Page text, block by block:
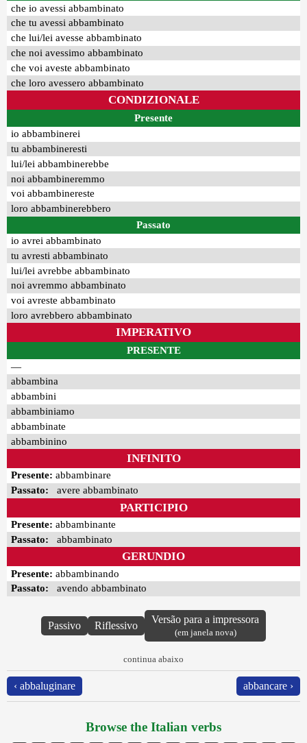
che io avessi abbambinato
che tu avessi abbambinato
che lui/lei avesse abbambinato
che noi avessimo abbambinato
che voi aveste abbambinato
che loro avessero abbambinato
CONDIZIONALE
Presente
io abbambinerei
tu abbambineresti
lui/lei abbambinerebbe
noi abbambineremmo
voi abbambinereste
loro abbambinerebbero
Passato
io avrei abbambinato
tu avresti abbambinato
lui/lei avrebbe abbambinato
noi avremmo abbambinato
voi avreste abbambinato
loro avrebbero abbambinato
IMPERATIVO
PRESENTE
—
abbambina
abbambini
abbambiniamo
abbambinate
abbambinino
INFINITO
Presente: abbambinare
Passato: avere abbambinato
PARTICIPIO
Presente: abbambinante
Passato: abbambinato
GERUNDIO
Presente: abbambinando
Passato: avendo abbambinato
Passivo Riflessivo
Versão para a impressora
(em janela nova)
continua abaixo
‹ abbaluginare abbancare ›
Browse the Italian verbs